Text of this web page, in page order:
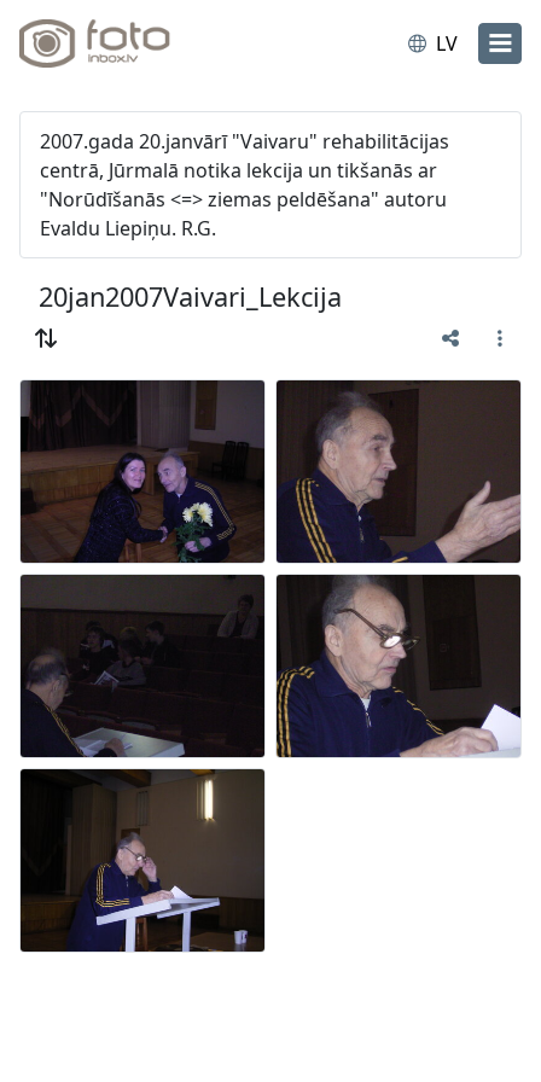
LV
2007.gada 20.janvārī "Vaivaru" rehabilitācijas
centrā, Jūrmalā notika lekcija un tikšanās ar
"Norūdīšanās <=> ziemas peldēšana" autoru
Evaldu Liepiņu. R.G.
20jan2007Vaivari_Lekcija